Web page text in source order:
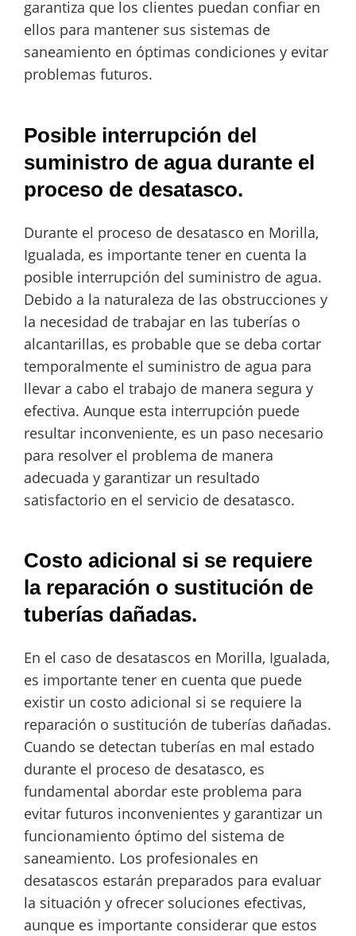
garantiza que los clientes puedan confiar en
ellos para mantener sus sistemas de
saneamiento en óptimas condiciones y evitar
problemas futuros.
Posible interrupción del
suministro de agua durante el
proceso de desatasco.
Durante el proceso de desatasco en Morilla,
Igualada, es importante tener en cuenta la
posible interrupción del suministro de agua.
Debido a la naturaleza de las obstrucciones y
la necesidad de trabajar en las tuberías o
alcantarillas, es probable que se deba cortar
temporalmente el suministro de agua para
llevar a cabo el trabajo de manera segura y
efectiva. Aunque esta interrupción puede
resultar inconveniente, es un paso necesario
para resolver el problema de manera
adecuada y garantizar un resultado
satisfactorio en el servicio de desatasco.
Costo adicional si se requiere
la reparación o sustitución de
tuberías dañadas.
En el caso de desatascos en Morilla, Igualada,
es importante tener en cuenta que puede
existir un costo adicional si se requiere la
reparación o sustitución de tuberías dañadas.
Cuando se detectan tuberías en mal estado
durante el proceso de desatasco, es
fundamental abordar este problema para
evitar futuros inconvenientes y garantizar un
funcionamiento óptimo del sistema de
saneamiento. Los profesionales en
desatascos estarán preparados para evaluar
la situación y ofrecer soluciones efectivas,
aunque es importante considerar que estos